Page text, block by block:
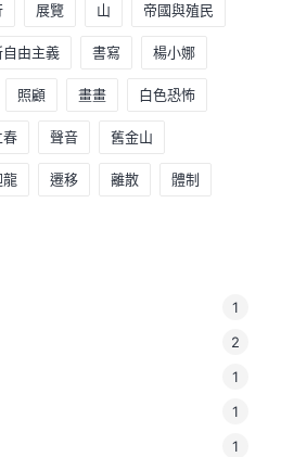
展覽 山 帝國與殖民
自由主義 書寫 楊小娜
照顧 畫畫 白色恐怖
春 聲音 舊金山
龍 遷移 離散 體制
1
2
1
1
1